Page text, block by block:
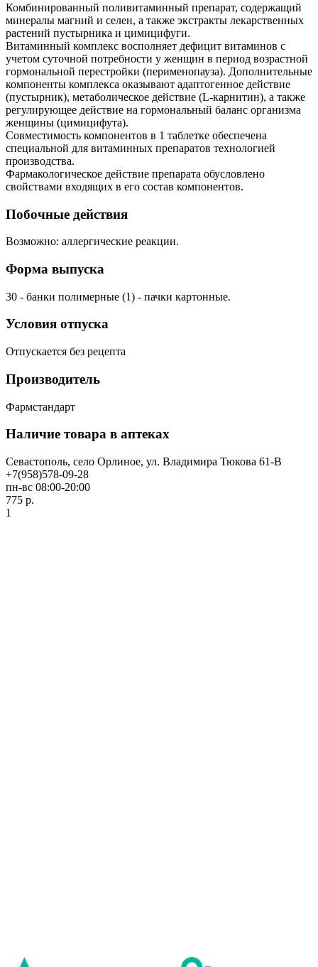
Комбинированный поливитаминный препарат, содержащий
минералы магний и селен, а также экстракты лекарственных
растений пустырника и цимицифуги.
Витаминный комплекс восполняет дефицит витаминов с
учетом суточной потребности у женщин в период возрастной
гормональной перестройки (перименопауза). Дополнительные
компоненты комплекса оказывают адаптогенное действие
(пустырник), метаболическое действие (L-карнитин), а также
регулирующее действие на гормональный баланс организма
женщины (цимицифута).
Совместимость компонентов в 1 таблетке обеспечена
специальной для витаминных препаратов технологией
производства.
Фармакологическое действие препарата обусловлено
свойствами входящих в его состав компонентов.
Побочные действия
Возможно: аллергические реакции.
Форма выпуска
30 - банки полимерные (1) - пачки картонные.
Условия отпуска
Отпускается без рецепта
Производитель
Фармстандарт
Наличие товара в аптеках
Севастополь, село Орлиное, ул. Владимира Тюкова 61-В
+7(958)578-09-28
пн-вс 08:00-20:00
775 р.
1